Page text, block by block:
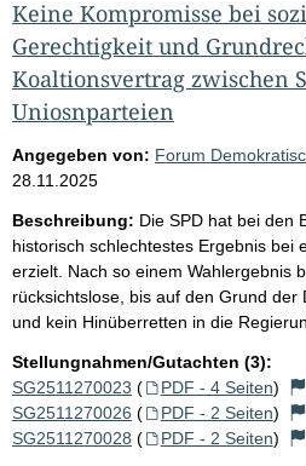
Keine Kompromisse bei
Gerechtigkeit und
Koaltionsvertrag zwischen
Uniosnparteien
Angegeben von: Forum
28.11.2025
Beschreibung: Die SPD hat bei den
historisch schlechtestes Ergebnis bei
erzielt. Nach so einem Wahlergebnis
rücksichtslose, bis auf den Grund der
und kein Hinüberretten in die
Stellungnahmen/Gutachten (3):
SG2511270023 ( PDF - 4 Seiten)
SG2511270026 ( PDF - 2 Seiten)
SG2511270028 ( PDF - 2 Seiten)